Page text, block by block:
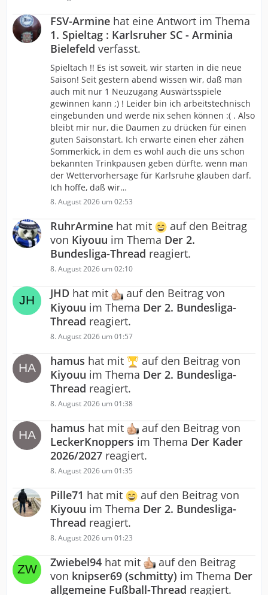
FSV-Armine hat eine Antwort im Thema
1. Spieltag : Karlsruher SC - Arminia
Bielefeld verfasst.
Spieltach !! Es ist soweit, wir starten in die neue
Saison! Seit gestern abend wissen wir, daß man
auch mit nur 1 Neuzugang Auswärtsspiele
gewinnen kann ;) ! Leider bin ich arbeitstechnisch
eingebunden und werde nix sehen können :( . Also
bleibt mir nur, die Daumen zu drücken für einen
guten Saisonstart. Ich erwarte einen eher zähen
Sommerkick, in dem es wohl auch die uns schon
bekannten Trinkpausen geben dürfte, wenn man
der Wettervorhersage für Karlsruhe glauben darf.
Ich hoffe, daß wir…
8. August 2026 um 02:53
RuhrArmine hat mit
auf den Beitrag
von Kiyouu im Thema Der 2.
Bundesliga-Thread reagiert.
8. August 2026 um 02:10
JHD hat mit
auf den Beitrag von
Kiyouu im Thema Der 2. Bundesliga-
Thread reagiert.
8. August 2026 um 01:57
hamus hat mit
auf den Beitrag von
Kiyouu im Thema Der 2. Bundesliga-
Thread reagiert.
8. August 2026 um 01:38
hamus hat mit
auf den Beitrag von
LeckerKnoppers im Thema Der Kader
2026/2027 reagiert.
8. August 2026 um 01:35
Pille71 hat mit
auf den Beitrag von
Kiyouu im Thema Der 2. Bundesliga-
Thread reagiert.
8. August 2026 um 01:23
Zwiebel94 hat mit
auf den Beitrag
von knipser69 (schmitty) im Thema Der
allgemeine Fußball-Thread reagiert.